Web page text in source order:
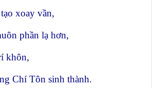
xoay vần,
phần lạ hơn,
khôn,
Chí Tôn sinh thành.